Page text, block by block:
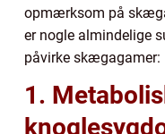
opmærksom på
er nogle almindelige
påvirke skægagamer:
1.